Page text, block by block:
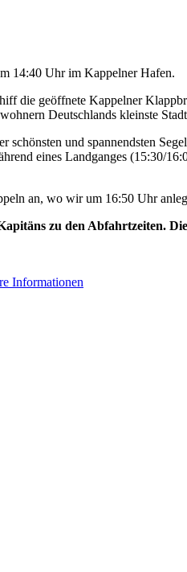
14:40 Uhr im Kappelner Hafen.
die geöffnete Kappelner
Deutschlands kleinste
und spannendsten
eines Landganges (15:30/
an, wo wir um 16:50 Uhr
zu den Abfahrtzeiten.
Informationen